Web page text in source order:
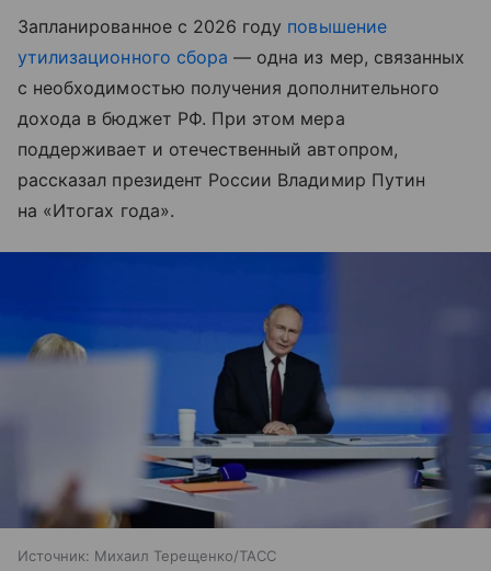
Запланированное с 2026 году повышение
утилизационного сбора — одна из мер, связанных
с необходимостью получения дополнительного
дохода в бюджет РФ. При этом мера
поддерживает и отечественный автопром,
рассказал президент России Владимир Путин
на «Итогах года».
Источник: Михаил Терещенко/ТАСС